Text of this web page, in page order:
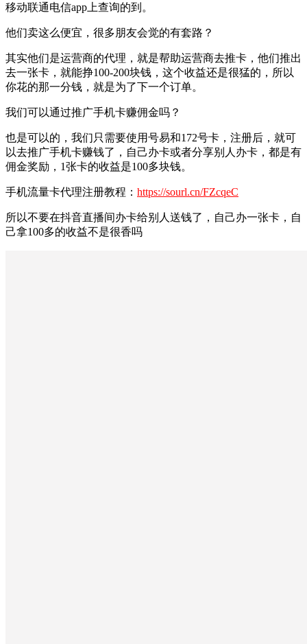
移动联通电信app上查询的到。
他们卖这么便宜，很多朋友会觉的有套路？
其实他们是运营商的代理，就是帮助运营商去推卡，他们推出
去一张卡，就能挣100-200块钱，这个收益还是很猛的，所以
你花的那一分钱，就是为了下一个订单。
我们可以通过推广手机卡赚佣金吗？
也是可以的，我们只需要使用号易和172号卡，注册后，就可
以去推广手机卡赚钱了，自己办卡或者分享别人办卡，都是有
佣金奖励，1张卡的收益是100多块钱。
手机流量卡代理注册教程： https://sourl.cn/FZcqeC
所以不要在抖音直播间办卡给别人送钱了，自己办一张卡，自
己拿100多的收益不是很香吗